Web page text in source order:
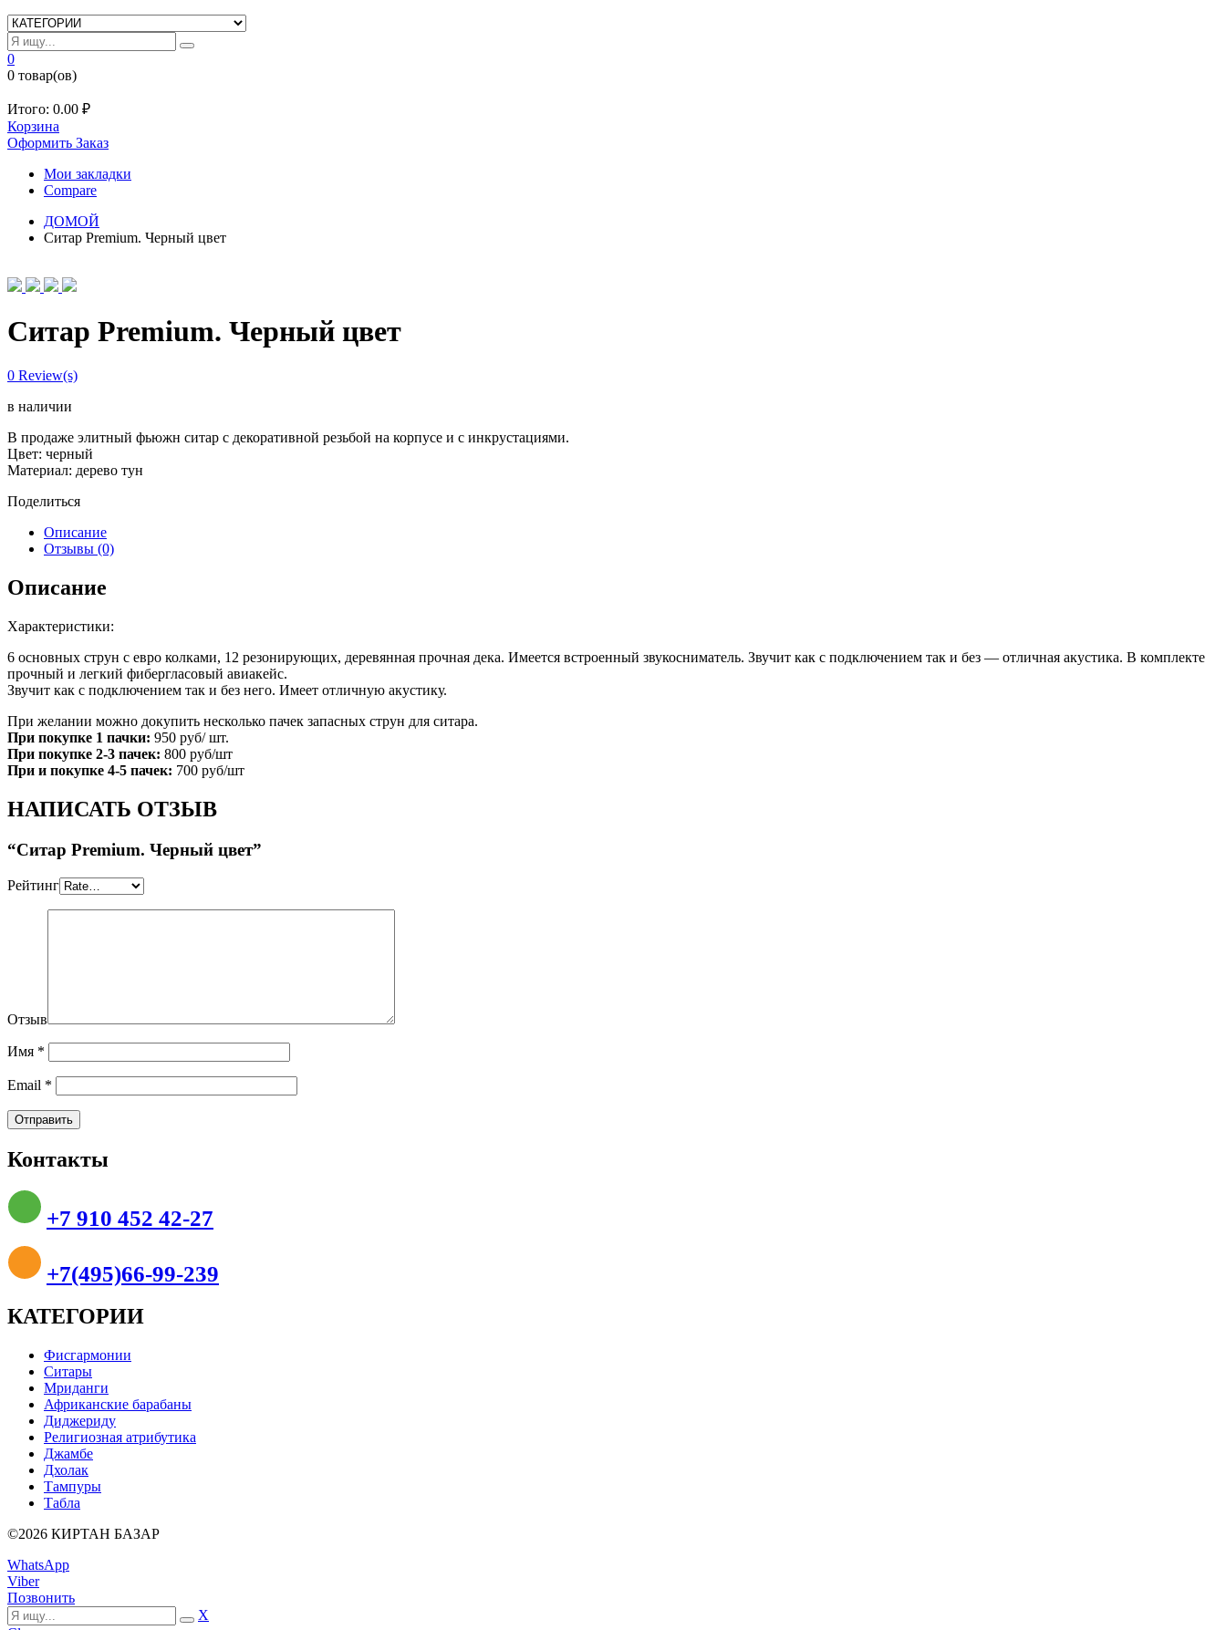
0
0 товар(ов)
Итого: 0.00 ₽
Корзина
Оформить Заказ
Мои закладки
Compare
ДОМОЙ
Ситар Premium. Черный цвет
Ситар Premium. Черный цвет
0 Review(s)
в наличии
В продаже элитный фьюжн ситар с декоративной резьбой на корпусе и с инкрустациями.
Цвет: черный
Материал: дерево тун
Поделиться
Описание
Отзывы (0)
Описание
Характеристики:
6 основных струн с евро колками, 12 резонирующих, деревянная прочная дека. Имеется встроенный звукосниматель. Звучит как с подключением так и без — отличная акустика. В комплекте
прочный и легкий фибергласовый авиакейс.
Звучит как с подключением так и без него. Имеет отличную акустику.
При желании можно докупить несколько пачек запасных струн для ситара.
При покупке 1 пачки: 950 руб/ шт.
При покупке 2-3 пачек: 800 руб/шт
При и покупке 4-5 пачек: 700 руб/шт
НАПИСАТЬ ОТЗЫВ
“Ситар Premium. Черный цвет”
Рейтинг
Отзыв
Имя *
Email *
Контакты
+7 910 452 42-27
+7(495)66-99-239
КАТЕГОРИИ
Фисгармонии
Ситары
Мриданги
Африканские барабаны
Диджериду
Религиозная атрибутика
Джамбе
Дхолак
Тампуры
Табла
©2026 КИРТАН БАЗАР
WhatsApp
Viber
Позвонить
X